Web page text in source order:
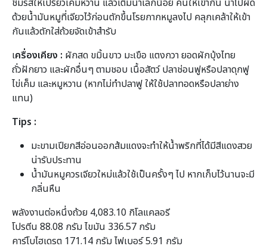
ด้วยน้ำมันหมูที่เจียวไว้ก่อนตักขึ้นโรยกากหมูลงไป คลุกเคล้าให้เข้า
กันแล้วตักใส่ถ้วยจัดเข้าสำรับ
เครื่องเคียง : ผักสด ขมิ้นขาว มะเขือ แตงกวา ยอดผักบุ้งไทย
ถั่วฝักยาว และผักอื่นๆ ตามชอบ เนื้อสัตว์ ปลาช่อนฟูหรือปลาดุกฟู
ไข่เค็ม และหมูหวาน (หากไม่ทำปลาฟู ให้ใช้ปลาทอดหรือปลาย่าง
แทน)
Tips :
มะขามเปียกสีอ่อนออกส้มแดงจะทำให้น้ำพริกที่ได้มีสีแดงสวย
น่ารับประทาน
น้ำมันหมูควรเจียวใหม่แล้วใช้เป็นครั้งๆ ไป หากเก็บไว้นานจะมี
กลิ่นหืน
พลังงานต่อหนึ่งถ้วย 4,083.10 กิโลแคลอรี
โปรตีน 88.08 กรัม ไขมัน 336.57 กรัม
คาร์โบไฮเดรต 171.14 กรัม ไฟเบอร์ 5.91 กรัม